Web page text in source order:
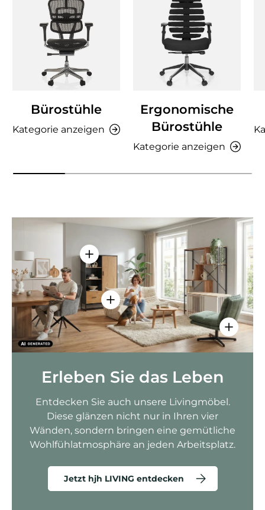
Bürostühle
Kategorie anzeigen
Ergonomische
Bürostühle
Kategorie anzeigen
Einzelheiten anzeigen - AMIO H -
Einzelheiten anzeigen - Sitzolo 2
Erleben Sie das Leben
Entdecken Sie auch unsere Livingmöbel.
Diese glänzen nicht nur in Ihren vier
Wänden, sondern bringen eine gemütliche
Wohlfühlatmosphäre an jeden Arbeitsplatz.
Jetzt hjh LIVING entdecken